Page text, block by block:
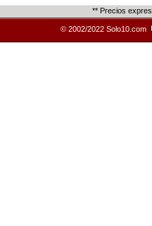
** Precios
© 2002/2022 Solo10.com